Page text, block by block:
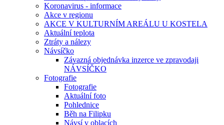
Koronavirus - informace
Akce v regionu
AKCE V KULTURNÍM AREÁLU U KOSTELA
Aktuální teplota
Ztráty a nálezy
Návsíčko
Závazná objednávka inzerce ve zpravodaji
NÁVSÍČKO
Fotografie
Fotografie
Aktuální foto
Pohlednice
Běh na Filipku
Návsí v oblacích